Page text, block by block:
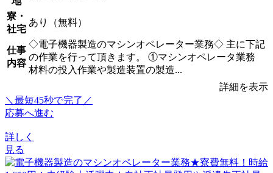
寮・
社宅
あり（無料）
仕事
内容
◇電子機器製造のマシンオペレーター業務◇ 主に下記
の作業を行って頂きます。 ①マシンオペレータ業務
材料の投入作業や製造装置の製造...
詳細を表示
＼最短45秒で完了／
応募へ進む
詳しく
見る